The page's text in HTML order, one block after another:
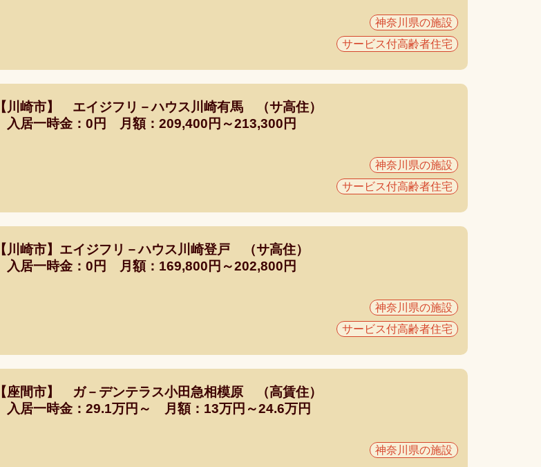
神奈川県の施設
サービス付高齢者住宅
【川崎市】 エイジフリ－ハウス川崎有馬 （サ高住）
入居一時金：0円 月額：209,400円～213,300円
神奈川県の施設
サービス付高齢者住宅
【川崎市】エイジフリ－ハウス川崎登戸 （サ高住）
入居一時金：0円 月額：169,800円～202,800円
神奈川県の施設
サービス付高齢者住宅
【座間市】 ガ－デンテラス小田急相模原 （高賃住）
入居一時金：29.1万円～ 月額：13万円～24.6万円
神奈川県の施設